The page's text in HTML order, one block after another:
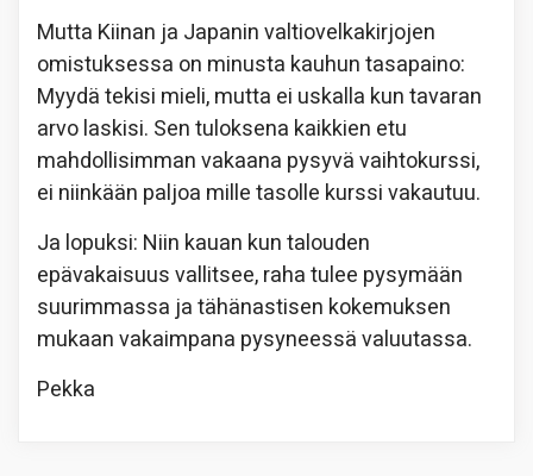
Mutta Kiinan ja Japanin valtiovelkakirjojen
omistuksessa on minusta kauhun tasapaino:
Myydä tekisi mieli, mutta ei uskalla kun tavaran
arvo laskisi. Sen tuloksena kaikkien etu
mahdollisimman vakaana pysyvä vaihtokurssi,
ei niinkään paljoa mille tasolle kurssi vakautuu.
Ja lopuksi: Niin kauan kun talouden
epävakaisuus vallitsee, raha tulee pysymään
suurimmassa ja tähänastisen kokemuksen
mukaan vakaimpana pysyneessä valuutassa.
Pekka